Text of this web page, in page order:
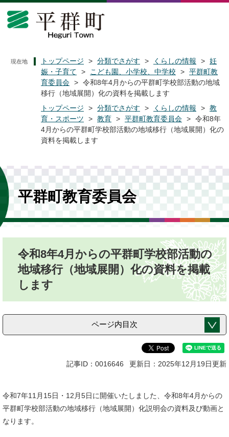
ペ
メ
現在地 トップページ > 分類でさがす > くらしの情報 > 妊
娠・子育て
> こども園、小学校、中学校 > 平群町教
育委員会 > 令和8年4月からの平群町学校部活動の地域
移行（地域展開）化の資料を掲載します
トップページ
> 分類でさがす > くらしの情報 > 教
育・スポーツ
> 教育 > 平群町教育委員会 > 令和8年
4月からの平群町学校部活動の地域移行（地域展開）化の
資料を掲載します
平群町教育委員会
令和8年4月からの平群町学校部活動の
地域移行（地域展開）化の資料を掲載
します
ページ内目次
記事ID：0016646 更新日：2025年12月19日更新
令和7年11月15日・12月5日に開催いたしました、令和8年4月からの
平群町学校部活動の地域移行（地域展開）化説明会の資料及び動画と
なります。